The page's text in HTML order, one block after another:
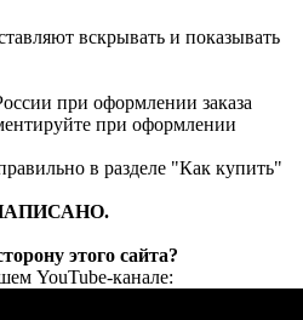
вскрывать и показывать
при оформлении заказа
при оформлении
в разделе "Как купить"
этого сайта?
YouTube-канале: